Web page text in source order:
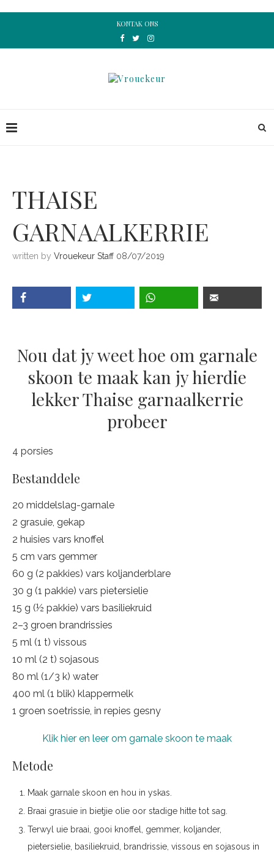
KONTAK ONS
THAISE
GARNAALKERRIE
written by Vrouekeur Staff 08/07/2019
Nou dat jy weet hoe om garnale
skoon te maak kan jy hierdie
lekker Thaise garnaalkerrie
probeer
4 porsies
Bestanddele
20 middelslag-garnale
2 grasuie, gekap
2 huisies vars knoffel
5 cm vars gemmer
60 g (2 pakkies) vars koljanderblare
30 g (1 pakkie) vars pietersielie
15 g (½ pakkie) vars basiliekruid
2–3 groen brandrissies
5 ml (1 t) vissous
10 ml (2 t) sojasous
80 ml (1/3 k) water
400 ml (1 blik) klappermelk
1 groen soetrissie, in repies gesny
Klik hier en leer om garnale skoon te maak
Metode
Maak garnale skoon en hou in yskas.
Braai grasuie in bietjie olie oor stadige hitte tot sag.
Terwyl uie braai, gooi knoffel, gemmer, koljander,
pietersielie, basiliekruid, brandrissie, vissous en sojasous in